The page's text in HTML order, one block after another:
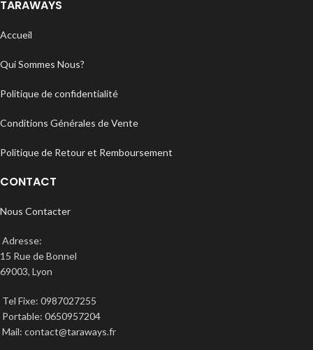
TARAWAYS
Accueil
Qui Sommes Nous?
Politique de confidentialité
Conditions Générales de Vente
Politique de Retour et Remboursement
CONTACT
Nous Contacter
Adresse:
15 Rue de Bonnel
69003, Lyon
Tel Fixe: 0987027255
Portable: 0650957204
Mail: contact@taraways.fr